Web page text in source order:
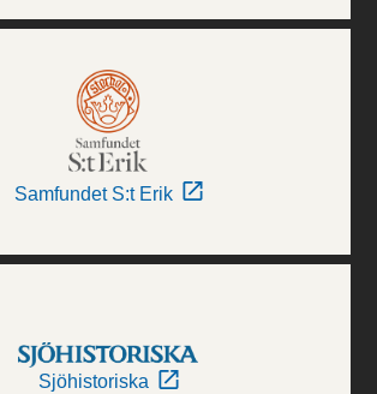
Samfundet S:t Erik
Sjöhistoriska